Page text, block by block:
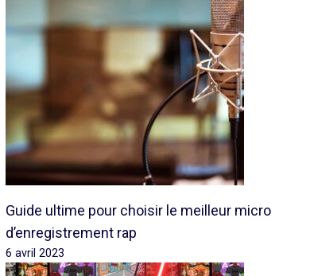
Guide ultime pour choisir le meilleur micro
d’enregistrement rap
6 avril 2023